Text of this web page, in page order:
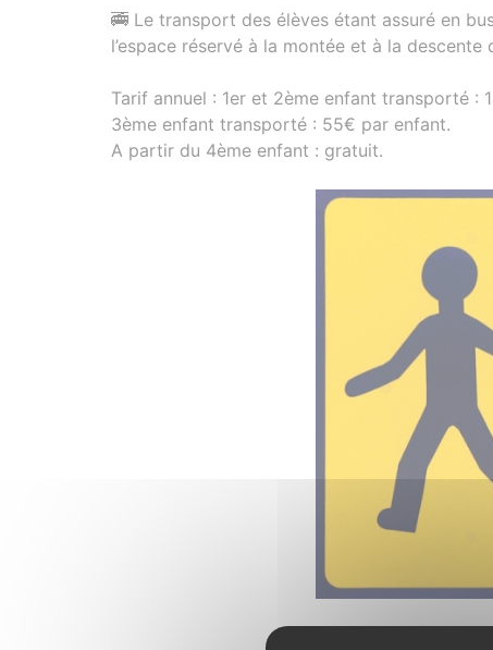
🚎 Le transport des élèves étant assuré en
l’espace réservé à la montée et à la descente
Tarif annuel : 1er et 2ème enfant transporté :
3ème enfant transporté : 55€ par enfant.
A partir du 4ème enfant : gratuit.